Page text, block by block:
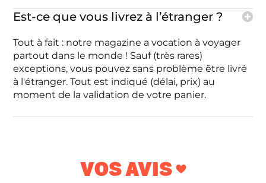
Est-ce que vous livrez à l’étranger ?
Tout à fait : notre magazine a vocation à voyager
partout dans le monde ! Sauf (très rares)
exceptions, vous pouvez sans problème être livré
à l'étranger. Tout est indiqué (délai, prix) au
moment de la validation de votre panier.
VOS AVIS ❤️